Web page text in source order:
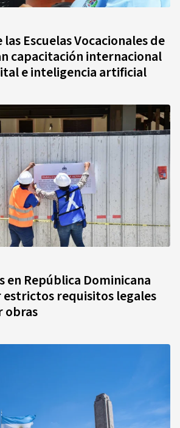
Escuelas Vocacionales de
capacitación internacional
e inteligencia artificial
en República Dominicana
requisitos legales
obras